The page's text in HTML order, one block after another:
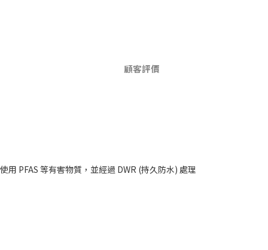
顧客評價
PFAS 等有害物質，並經過 DWR (持久防水) 處理